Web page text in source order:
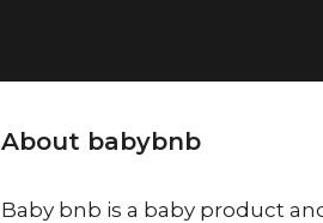
About babybnb
Baby bnb is a baby product